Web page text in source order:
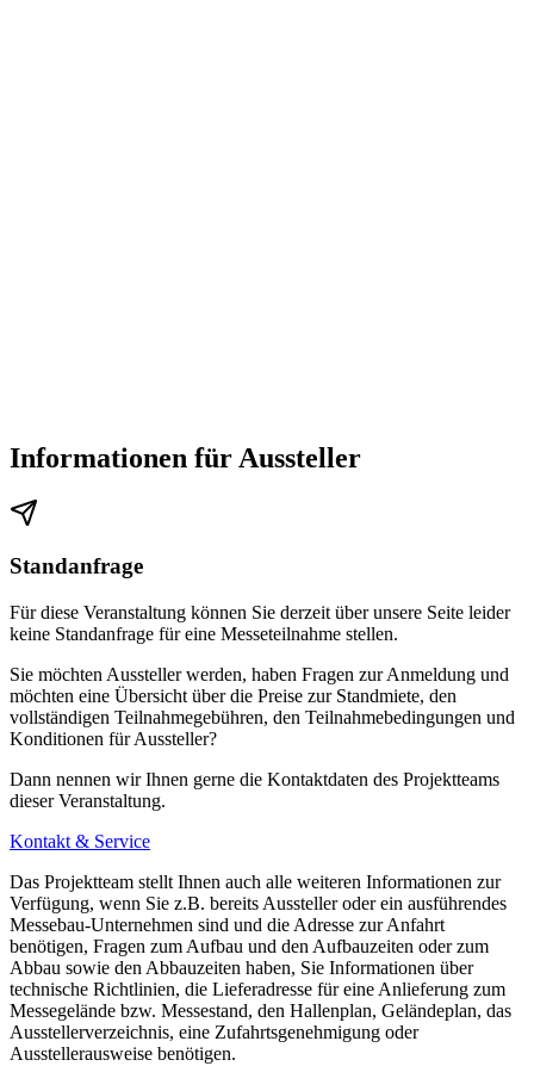
Informationen für Aussteller
Standanfrage
Für diese Veranstaltung können Sie derzeit über unsere Seite leider
keine Standanfrage für eine Messeteilnahme stellen.
Sie möchten Aussteller werden, haben Fragen zur Anmeldung und
möchten eine Übersicht über die Preise zur Standmiete, den
vollständigen Teilnahmegebühren, den Teilnahmebedingungen und
Konditionen für Aussteller?
Dann nennen wir Ihnen gerne die Kontaktdaten des Projektteams
dieser Veranstaltung.
Kontakt & Service
Das Projektteam stellt Ihnen auch alle weiteren Informationen zur
Verfügung, wenn Sie z.B. bereits Aussteller oder ein ausführendes
Messebau-Unternehmen sind und die Adresse zur Anfahrt
benötigen, Fragen zum Aufbau und den Aufbauzeiten oder zum
Abbau sowie den Abbauzeiten haben, Sie Informationen über
technische Richtlinien, die Lieferadresse für eine Anlieferung zum
Messegelände bzw. Messestand, den Hallenplan, Geländeplan, das
Ausstellerverzeichnis, eine Zufahrtsgenehmigung oder
Ausstellerausweise benötigen.